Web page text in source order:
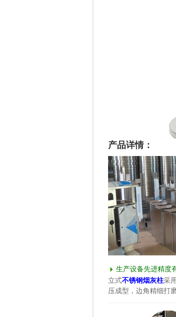
产品详情：
生产设备先进精度
立式不锈钢烟灰柱采
压成型，边角精细打